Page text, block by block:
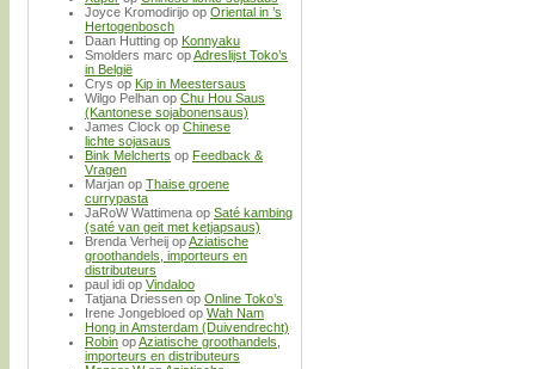
Joyce Kromodirijo op Oriental in ’s
Hertogenbosch
Daan Hutting op Konnyaku
Smolders marc opAdreslijst Toko’s
in België
Crys op Kip in Meestersaus
Wilgo Pelhan op Chu Hou Saus
(Kantonese sojabonensaus)
James Clock op Chinese
lichte sojasaus
Bink Melcherts op Feedback &
Vragen
Marjan op Thaise groene
currypasta
JaRoW Wattimena op Saté kambing
(saté van geit met ketjapsaus)
Brenda Verheij opAziatische
groothandels, importeurs en
distributeurs
paul idi op Vindaloo
Tatjana Driessen op Online Toko’s
Irene Jongebloed op Wah Nam
Hong in Amsterdam (Duivendrecht)
Robin opAziatische groothandels,
importeurs en distributeurs